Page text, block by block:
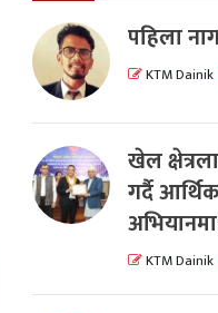
पहिला
KTM Dainik
खेल
गर्दै
KTM Dainik